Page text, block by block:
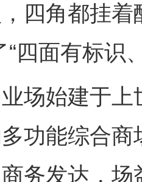
四角都挂
“四面有标识
始建于上
功能综合商
务发达，